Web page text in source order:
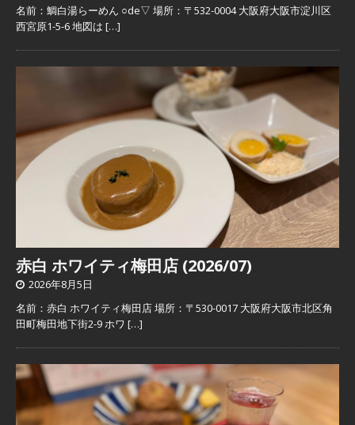
名前：鯛白湯らーめん ○de▽ 場所：〒532-0004 大阪府大阪市淀川区
西宮原1-5-6 地図は […]
赤白 ホワイティ梅田店 (2026/07)
2026年8月5日
名前：赤白 ホワイティ梅田店 場所：〒530-0017 大阪府大阪市北区角
田町梅田地下街2-9 ホワ […]